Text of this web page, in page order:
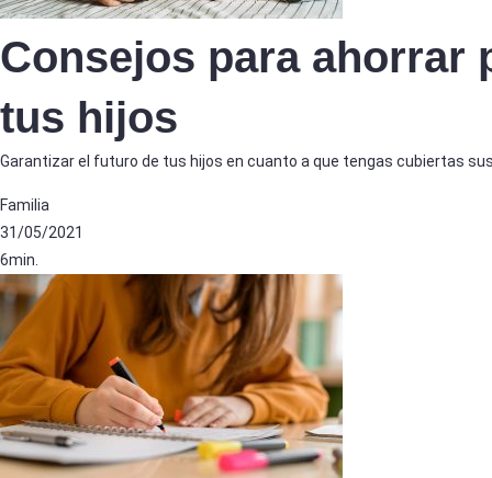
Consejos para ahorrar
tus hijos
Garantizar el futuro de tus hijos en cuanto a que tengas cubiertas
Familia
31/05/2021
6min.